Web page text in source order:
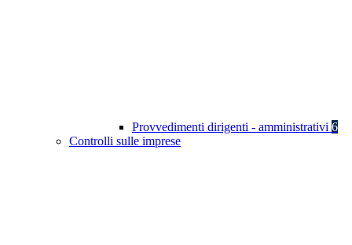
Provvedimenti dirigenti - amministrativi 6
Controlli sulle imprese